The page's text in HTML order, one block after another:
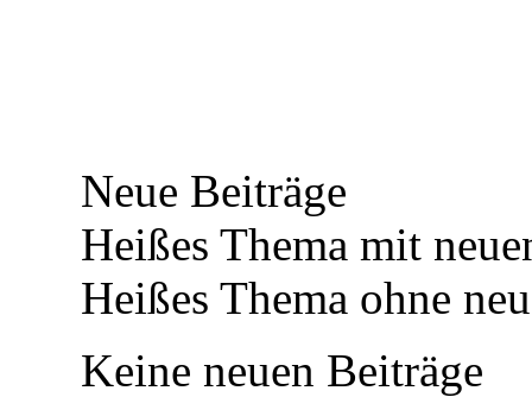
Neue Beiträge
Heißes Thema mit
Heißes Thema ohne
Keine neuen Beiträge